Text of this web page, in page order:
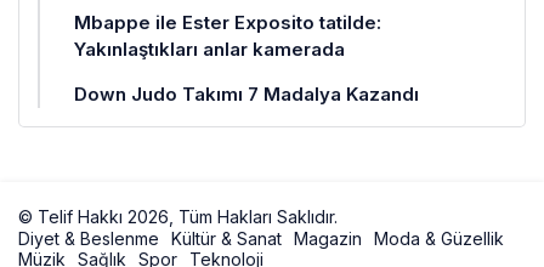
Mbappe ile Ester Exposito tatilde:
Yakınlaştıkları anlar kamerada
Down Judo Takımı 7 Madalya Kazandı
© Telif Hakkı 2026, Tüm Hakları Saklıdır.
Diyet & Beslenme
Kültür & Sanat Magazin
Moda & Güzellik
Müzik
Sağlık Spor Teknoloji